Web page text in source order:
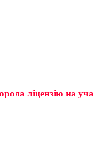
ліцензію на